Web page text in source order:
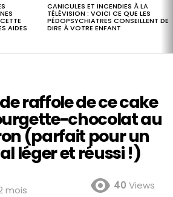
AIDES
CANICULES ET INCENDIES À LA
TÉLÉVISION : VOICI CE QUE LES
PÉDOPSYCHIATRES CONSEILLENT DE
DIRE À VOTRE ENFANT
raffole de ce cake
chocolat au
(parfait pour un
léger et réussi !)
mois
40 Views